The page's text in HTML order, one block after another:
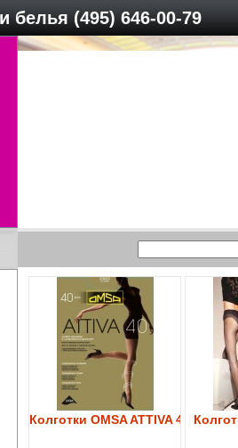
белья (495) 646-00-79
Колготки OMSA ATTIVA 40